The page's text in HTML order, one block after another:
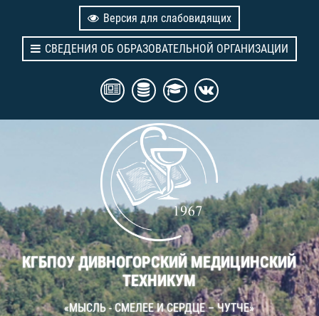
Версия для слабовидящих
СВЕДЕНИЯ ОБ ОБРАЗОВАТЕЛЬНОЙ ОРГАНИЗАЦИИ
КГБПОУ ДИВНОГОРСКИЙ МЕДИЦИНСКИЙ
ТЕХНИКУМ
«МЫСЛЬ - СМЕЛЕЕ И СЕРДЦЕ – ЧУТЧЕ»